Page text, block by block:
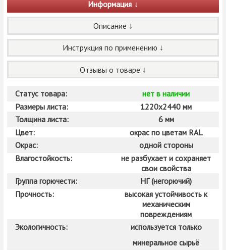
Информация
Описание
Инструкция по применению
Отзывы о товаре
Статус товара:
нет в наличии
Размеры листа:
1220х2440 мм
Толщина листа:
6 мм
Цвет:
окрас по цветам RAL
Окрас:
одной стороны
Влагостойкость:
не разбухает и сохраняет
свои свойства
Группа горючести:
НГ (негорючий)
Прочность:
высокая устойчивость к
механическим
повреждениям
Экологичность:
используется только
минеральное сырьё